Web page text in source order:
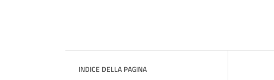
INDICE DELLA PAGINA